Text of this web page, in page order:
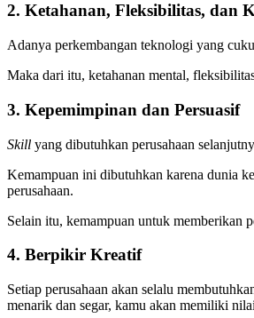
2. Ketahanan, Fleksibilitas, dan
Adanya perkembangan teknologi yang
Maka dari itu, ketahanan mental,
3. Kepemimpinan dan Persuasif
Skill yang dibutuhkan perusahaan
Kemampuan ini dibutuhkan karena dunia
perusahaan.
Selain itu, kemampuan untuk memberikan
4. Berpikir Kreatif
Setiap perusahaan akan selalu
menarik dan segar, kamu akan memiliki